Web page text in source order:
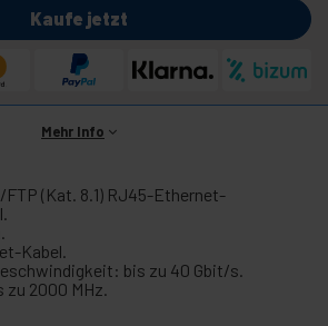
Kaufe jetzt
Mehr Info
FTP (Kat. 8.1) RJ45-Ethernet-
Kabel.
bis zu 40 Gbit/s.
zu 2000 MHz.